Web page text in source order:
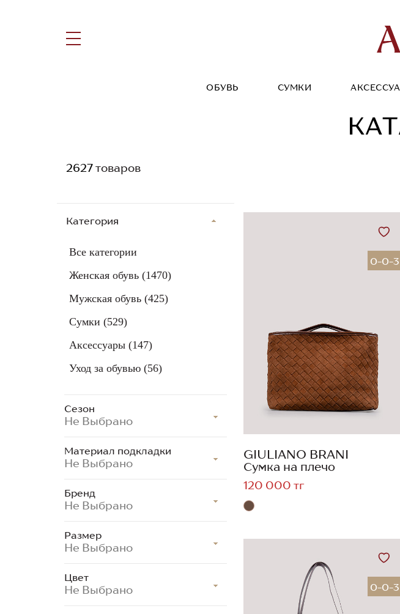
ОБУВЬ СУМКИ
Категория
Все категории
Женская обувь (1470)
Мужская обувь (425)
Сумки (529)
Аксессуары (147)
Уход за обувью (56)
Сезон
Не Выбрано
Материал подкладки
Не Выбрано
Бренд
Не Выбрано
Размер
Не Выбрано
Цвет
Не Выбрано
0-0-3
GIULIANO BRANI
Сумка на плечо
120 000 тг
0-0-3
2627товаров